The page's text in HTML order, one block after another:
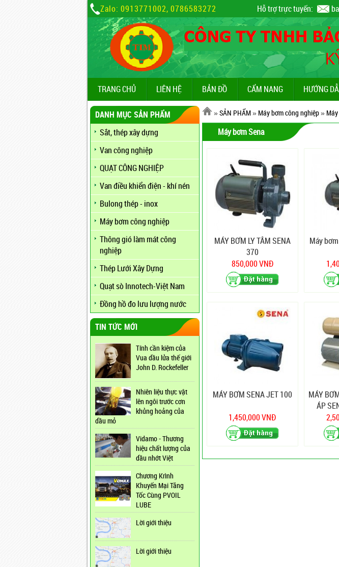
Zalo: 0913771002, 0786583272 Hỗ trợ trực tuyến:
TRANG CHỦ LIÊN HỆ BẢN ĐỒ CẨM NANG HƯỚNG
DANH MỤC SẢN PHẨM
Sắt, thép xây dựng
Van công nghiệp
QUẠT CÔNG NGHIỆP
Van điều khiển điện - khí nén
Bulong thép - inox
Máy bơm công nghiệp
Thông gió làm mát công
nghiệp
Thép Lưới Xây Dựng
Quạt sò Innotech-Việt Nam
Đồng hồ đo lưu lượng nước
TIN TỨC MỚI
Tính cần kiệm của
Vua dầu lửa thế giới
John D. Rockefeller
Nhiên liệu thực vật
lên ngôi trước cơn
khủng hoảng của
dầu mỏ
Vidamo - Thương
hiệu chất lượng của
dầu nhớt Việt
Chương Krình
Khuyến Mại Tăng
Tốc Cùng PVOIL
LUBE
Lời giới thiệu
Lời giới thiệu
»SẢN PHẨM» Máy bơm công nghiệp»
Máy bơm Sena
MÁY BƠM LY TÂM SENA
370
850,000 VNĐ
Máy
MÁY BƠM SENA JET 100
1,450,000 VNĐ
MÁY
ÁP